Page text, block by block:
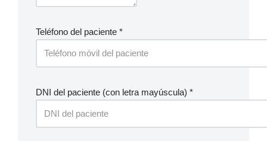
Teléfono del paciente *
DNI del paciente (con letra mayúscula) *